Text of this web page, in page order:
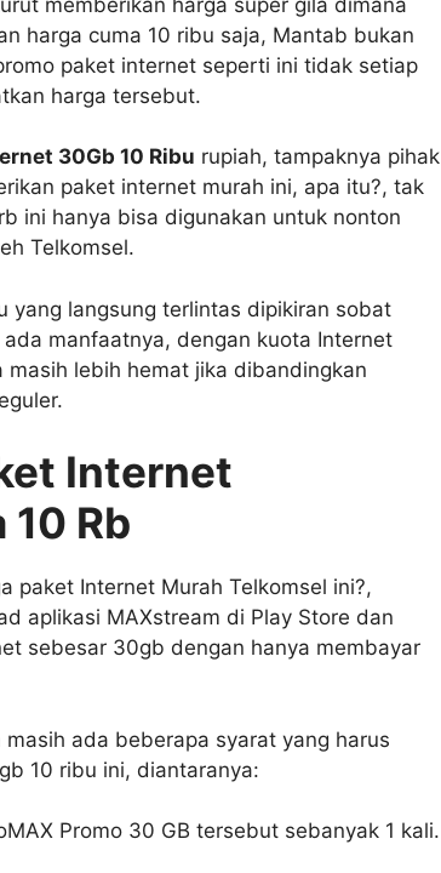
harga cuma 10 ribu saja, Mantab bukan
paket internet seperti ini tidak setiap
harga tersebut.
30Gb 10 Ribu rupiah, tampaknya pihak
paket internet murah ini, apa itu?, tak
ini hanya bisa digunakan untuk nonton
Telkomsel.
yang langsung terlintas dipikiran sobat
manfaatnya, dengan kuota Internet
lebih hemat jika dibandingkan
Internet
Rb
paket Internet Murah Telkomsel ini?,
aplikasi MAXstream di Play Store dan
sebesar 30gb dengan hanya membayar
ada beberapa syarat yang harus
10 ribu ini, diantaranya:
Promo 30 GB tersebut sebanyak 1 kali.